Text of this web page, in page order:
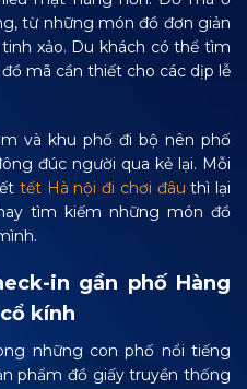
từ những món đồ đơn giản
xảo. Du khách có thể tìm
mã cần thiết cho các dịp lễ
và khu phố đi bộ nên phố
đúc người qua kẻ lại. Mỗi
tết Hà nội đi chơi đâu thì lại
tìm kiếm những món đồ
in gần phố Hàng
kính
những con phố nổi tiếng
phẩm đồ giấy truyền thống